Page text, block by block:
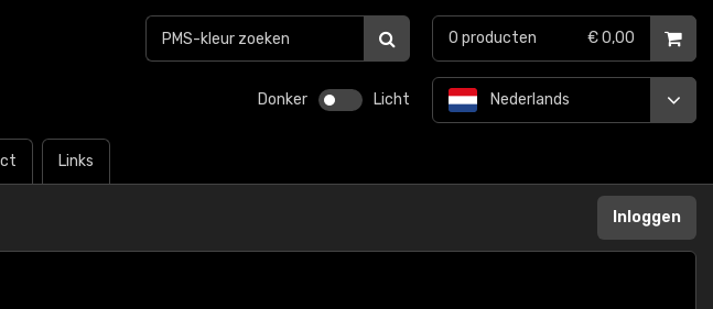
Donker Licht
Links
Nederlands
0 producten € 0,00
Inloggen